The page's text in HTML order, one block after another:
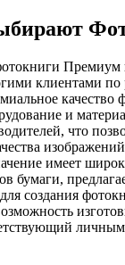
клиентами
и
что
имеет
бумаги,
создания